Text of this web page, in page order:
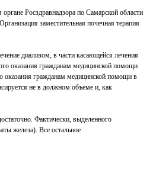
Росздравнадзора по Самарской области
заместительная почечная терапия
диализом, в части касающейся лечения
оказания гражданам медицинской помощи
оказания гражданам медицинской помощи в
не в должном объеме и, как
Фактически, выделенного
железа). Все остальное